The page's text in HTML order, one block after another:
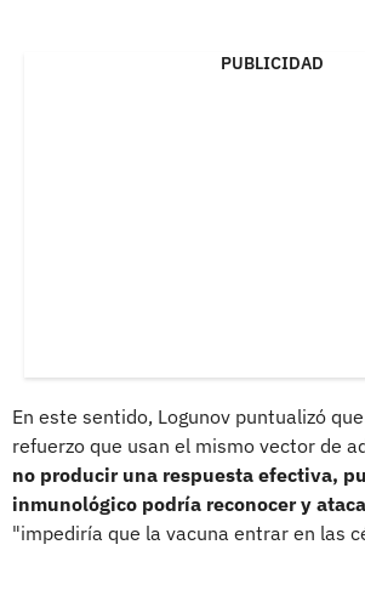
PUBLICIDAD
En este sentido, Logunov puntualizó
refuerzo que usan el mismo vector de
no producir una respuesta efectiva,
inmunológico podría reconocer y
"impediría que la vacuna entrar en las